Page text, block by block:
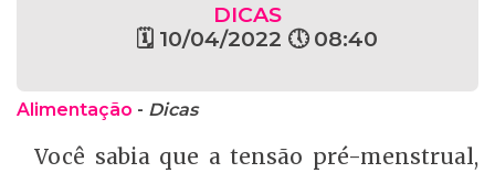
DICAS
🗓 10/04/2022 🕔 08:40
Alimentação - Dicas
Você sabia que a tensão pré-menstrual,